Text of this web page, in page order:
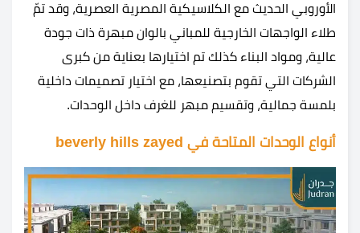
الأوروبي الحديث مع الكلاسيكية المصرية العصرية، وقد تمّ
طلاء الواجهات الخارجية للمباني بالوان مبهرة ذات جودة
عالية، ومواد البناء كذلك تم اختيارها بعناية من كبرى
الشركات التي تقوم بتصنيعها، مع اختيار تصميمات داخلية
بلمسة جمالية، وتقسيم مبهر للغرف داخل الوحدات.
أنواع الوحدات المتاحة في beverly hills zayed